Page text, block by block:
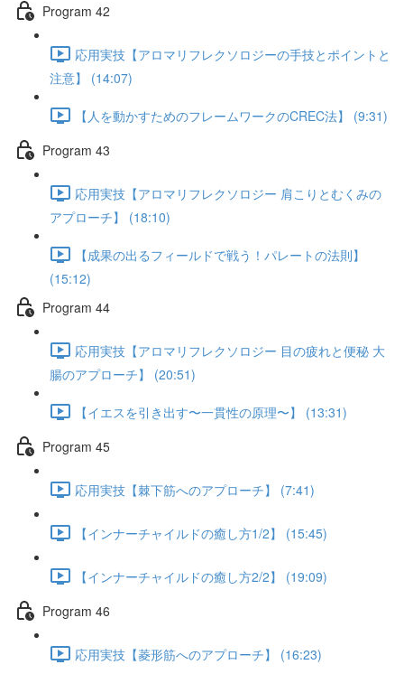
Program 42
応用実技【アロマリフレクソロジーの手技とポイントと
注意】 (14:07)
【人を動かすためのフレームワークのCREC法】 (9:31)
Program 43
応用実技【アロマリフレクソロジー 肩こりとむくみの
アプローチ】 (18:10)
【成果の出るフィールドで戦う！パレートの法則】
(15:12)
Program 44
応用実技【アロマリフレクソロジー 目の疲れと便秘 大
腸のアプローチ】 (20:51)
【イエスを引き出す〜一貫性の原理〜】 (13:31)
Program 45
応用実技【棘下筋へのアプローチ】 (7:41)
【インナーチャイルドの癒し方1/2】 (15:45)
【インナーチャイルドの癒し方2/2】 (19:09)
Program 46
応用実技【菱形筋へのアプローチ】 (16:23)